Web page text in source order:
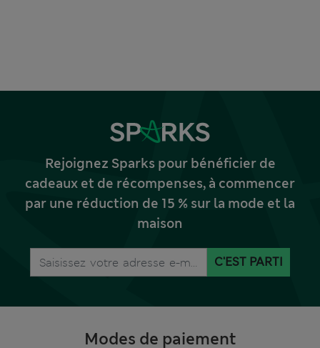
Rejoignez Sparks pour bénéficier de
cadeaux et de récompenses, à commencer
par une réduction de 15 % sur la mode et la
maison
C'EST PARTI
Modes de paiement